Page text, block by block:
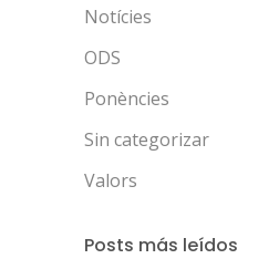
Notícies
ODS
Ponències
Sin categorizar
Valors
Posts más leídos